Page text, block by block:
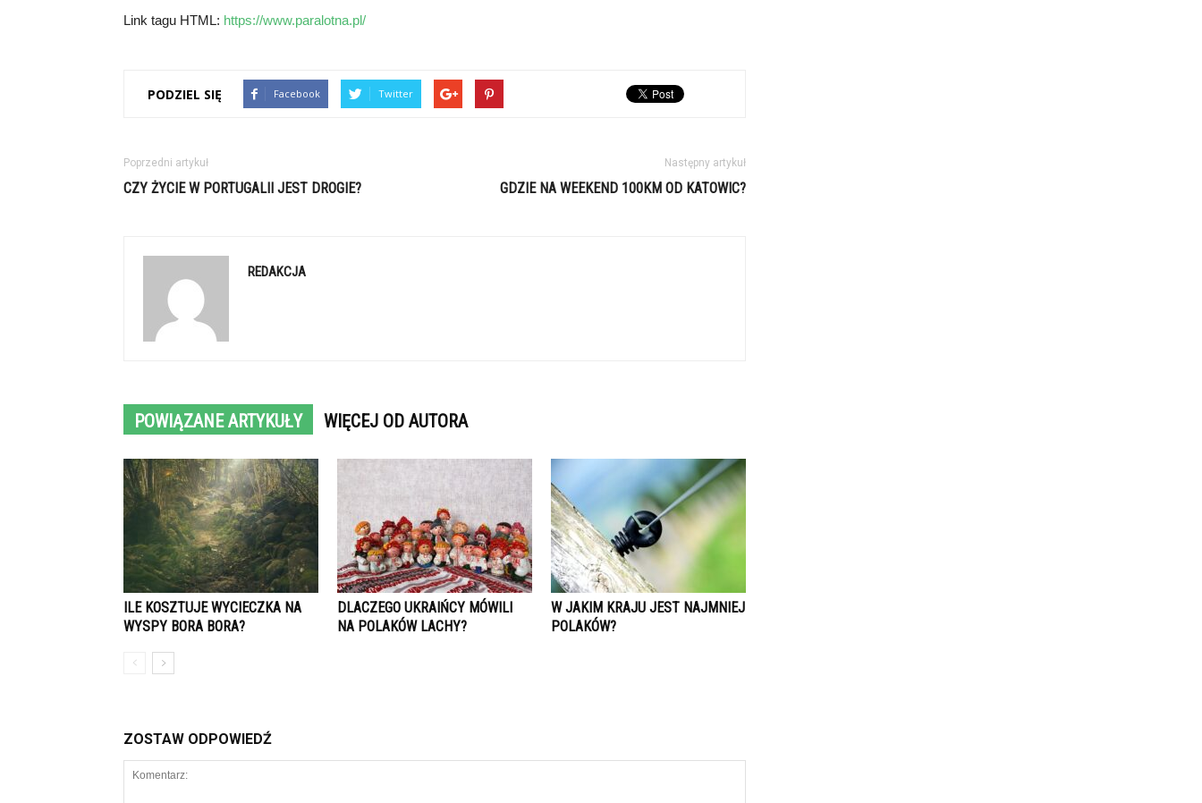
Link tagu HTML: https://www.paralotna.pl/
PODZIEL SIĘ Facebook Twitter
Poprzedni artykuł
CZY ŻYCIE W PORTUGALII JEST DROGIE?
Następny artykuł
GDZIE NA WEEKEND 100KM OD KATOWIC?
REDAKCJA
POWIĄZANE ARTYKUŁY WIĘCEJ OD AUTORA
ILE KOSZTUJE WYCIECZKA NA
WYSPY BORA BORA?
DLACZEGO UKRAIŃCY MÓWILI
NA POLAKÓW LACHY?
W JAKIM KRAJU JEST NAJMNIEJ
POLAKÓW?
ZOSTAW ODPOWIEDŹ